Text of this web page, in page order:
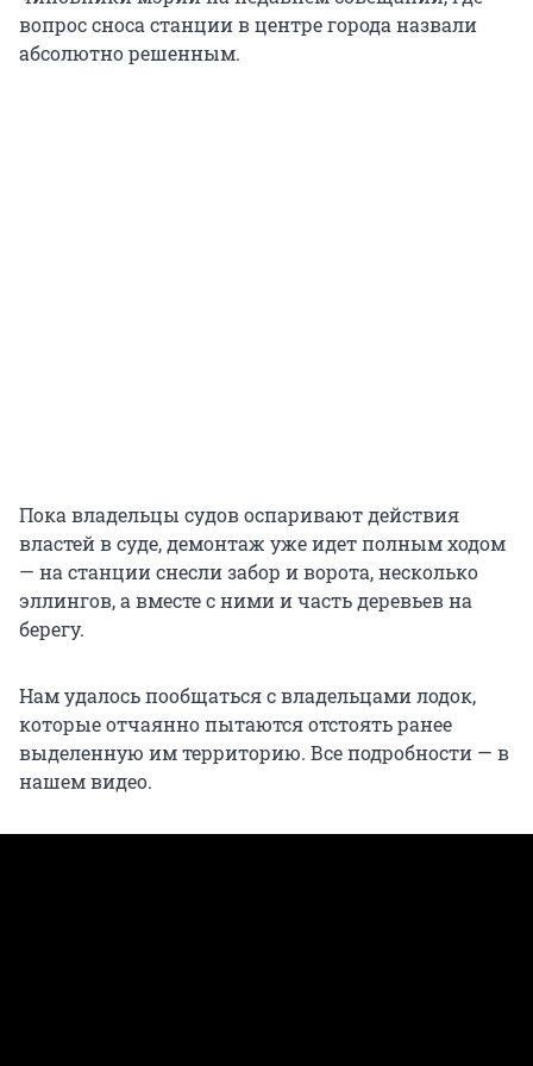
вопрос сноса станции в центре города назвали
абсолютно решенным.
Пока владельцы судов оспаривают действия
властей в суде, демонтаж уже идет полным ходом
— на станции снесли забор и ворота, несколько
эллингов, а вместе с ними и часть деревьев на
берегу.
Нам удалось пообщаться с владельцами лодок,
которые отчаянно пытаются отстоять ранее
выделенную им территорию. Все подробности — в
нашем видео.